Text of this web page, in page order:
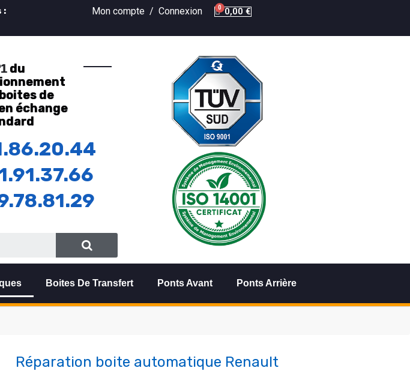
:
Mon compte / Connexion 0,00 €
du
de
échange
Boites De Transfert Ponts Avant Ponts Arrière
Réparation boite automatique Renault